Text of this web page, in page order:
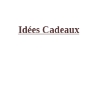
Idées Cadeaux